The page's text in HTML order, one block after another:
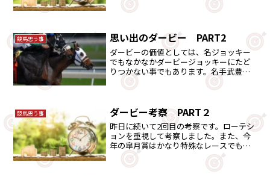
の消去法で、候補を絞っていきたいと思
競馬思う事 思い出のダービー PART2
ダービーの価値としては、名ジョッキー
でもなかなかダービージョッキーにたど
りつかない事でもあります。名手武豊で
さえ12年を要し最初のダービー馬のスペ
競馬思う事 ダービー考察 PART２
昨日に続いて2回目の考察です。ローテシ
ョンを重視して考察しました。また、今
年の皐月賞はかなり特殊なレースでもあ
りました。その辺をふまえ、今年のダー
ビー馬候補を考察しています。